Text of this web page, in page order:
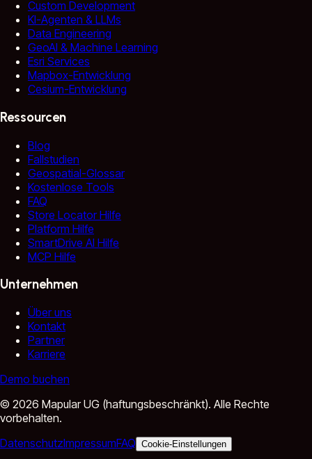
Custom Development
KI-Agenten & LLMs
Data Engineering
GeoAI & Machine Learning
Esri Services
Mapbox-Entwicklung
Cesium-Entwicklung
Ressourcen
Blog
Fallstudien
Geospatial-Glossar
Kostenlose Tools
FAQ
Store Locator Hilfe
Platform Hilfe
SmartDrive AI Hilfe
MCP Hilfe
Unternehmen
Über uns
Kontakt
Partner
Karriere
Demo buchen
© 2026 Mapular UG (haftungsbeschränkt). Alle Rechte
vorbehalten.
DatenschutzImpressumFAQ Cookie-Einstellungen